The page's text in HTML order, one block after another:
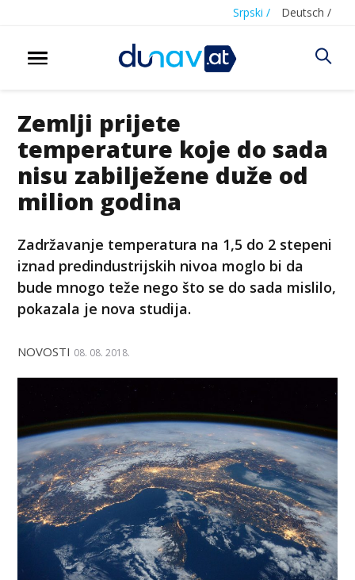
Srpski / Deutsch /
Zemlji prijete
temperature koje do sada
nisu zabilježene duže od
milion godina
Zadržavanje temperatura na 1,5 do 2 stepeni
iznad predindustrijskih nivoa moglo bi da
bude mnogo teže nego što se do sada mislilo,
pokazala je nova studija.
NOVOSTI 08. 08. 2018.